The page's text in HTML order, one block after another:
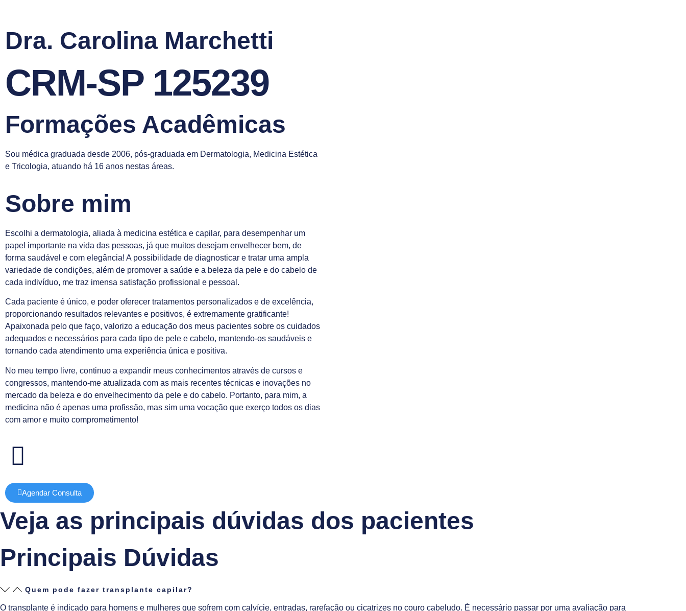
Dra. Carolina Marchetti
CRM-SP 125239
Formações Acadêmicas
Sou médica graduada desde 2006, pós-graduada em Dermatologia, Medicina Estética
e Tricologia, atuando há 16 anos nestas áreas.
Sobre mim
Escolhi a dermatologia, aliada à medicina estética e capilar, para desempenhar um
papel importante na vida das pessoas, já que muitos desejam envelhecer bem, de
forma saudável e com elegância! A possibilidade de diagnosticar e tratar uma ampla
variedade de condições, além de promover a saúde e a beleza da pele e do cabelo de
cada indivíduo, me traz imensa satisfação profissional e pessoal.
Cada paciente é único, e poder oferecer tratamentos personalizados e de excelência,
proporcionando resultados relevantes e positivos, é extremamente gratificante!
Apaixonada pelo que faço, valorizo a educação dos meus pacientes sobre os cuidados
adequados e necessários para cada tipo de pele e cabelo, mantendo-os saudáveis e
tornando cada atendimento uma experiência única e positiva.
No meu tempo livre, continuo a expandir meus conhecimentos através de cursos e
congressos, mantendo-me atualizada com as mais recentes técnicas e inovações no
mercado da beleza e do envelhecimento da pele e do cabelo. Portanto, para mim, a
medicina não é apenas uma profissão, mas sim uma vocação que exerço todos os dias
com amor e muito comprometimento!
Agendar Consulta
Veja as principais dúvidas dos pacientes
Principais Dúvidas
Quem pode fazer transplante capilar?
O transplante é indicado para homens e mulheres que sofrem com calvície, entradas, rarefação ou cicatrizes no couro cabeludo. É necessário passar por uma avaliação para